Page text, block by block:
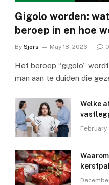
Gigolo worden:
beroep in en hoe
By Sjors May 18, 2026 0
Het beroep “gigolo”
man aan te duiden die
Welke
February